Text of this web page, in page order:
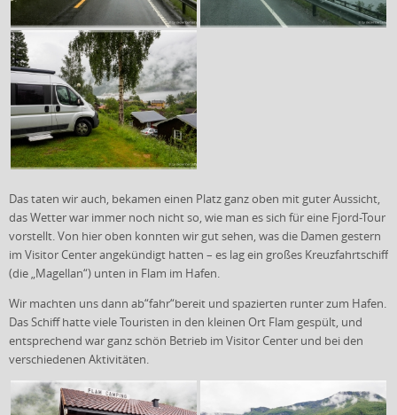
Das taten wir auch, bekamen einen Platz ganz oben mit guter Aussicht,
das Wetter war immer noch nicht so, wie man es sich für eine Fjord-Tour
vorstellt. Von hier oben konnten wir gut sehen, was die Damen gestern
im Visitor Center angekündigt hatten – es lag ein großes Kreuzfahrtschiff
(die „Magellan“) unten in Flam im Hafen.
Wir machten uns dann ab“fahr“bereit und spazierten runter zum Hafen.
Das Schiff hatte viele Touristen in den kleinen Ort Flam gespült, und
entsprechend war ganz schön Betrieb im Visitor Center und bei den
verschiedenen Aktivitäten.